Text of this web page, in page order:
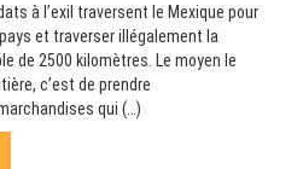
à l’exil traversent le Mexique pour
et traverser illégalement la
de 2500 kilomètres. Le moyen le
c’est de prendre
qui (…)